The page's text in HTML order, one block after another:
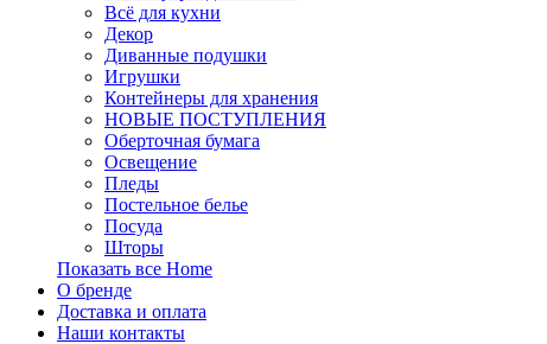
Всё для кухни
Декор
Диванные подушки
Игрушки
Контейнеры для хранения
НОВЫЕ ПОСТУПЛЕНИЯ
Оберточная бумага
Освещение
Пледы
Постельное белье
Посуда
Шторы
Показать все Home
О бренде
Доставка и оплата
Наши контакты